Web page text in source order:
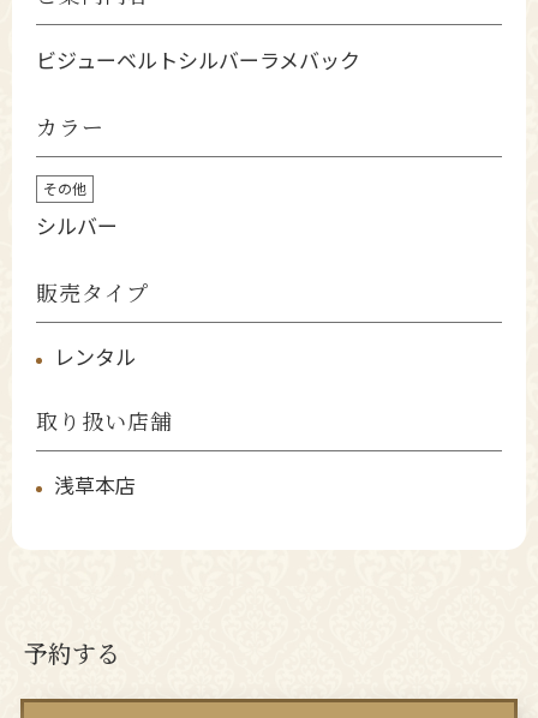
ビジューベルトシルバーラメバック
カラー
その他
シルバー
販売タイプ
レンタル
取り扱い店舗
浅草本店
予約する